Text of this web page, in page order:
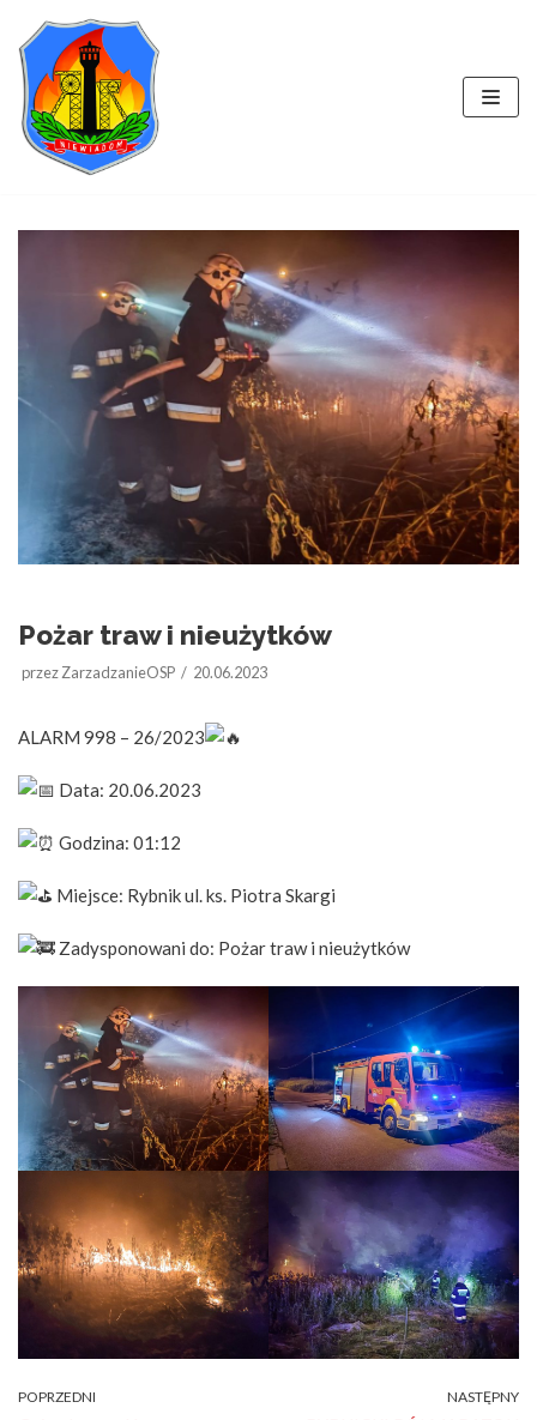
Przejdź
do
treści
Pożar traw i nieużytków
przezZarzadzanieOSP 20.06.2023
ALARM 998 – 26/2023
Data: 20.06.2023
Godzina: 01:12
Miejsce: Rybnik ul. ks. Piotra Skargi
Zadysponowani do: Pożar traw i nieużytków
POPRZEDNI NASTĘPNY